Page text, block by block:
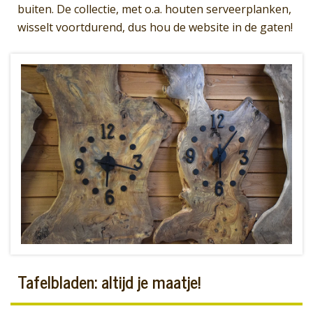
buiten. De collectie, met o.a. houten serveerplanken,
wisselt voortdurend, dus hou de website in de gaten!
Tafelbladen: altijd je maatje!